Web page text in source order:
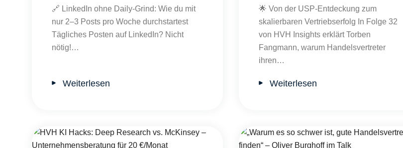
🔗 LinkedIn ohne Daily-Grind: Wie du mit
nur 2–3 Posts pro Woche durchstartest
Tägliches Posten auf LinkedIn? Nicht
nötig!…
Weiterlesen
🌟 Von der USP-Entdeckung zum
skalierbaren Vertriebserfolg In Folge 32
von HVH Insights erklärt Torben
Fangmann, warum Handelsvertreter
ihren…
Weiterlesen